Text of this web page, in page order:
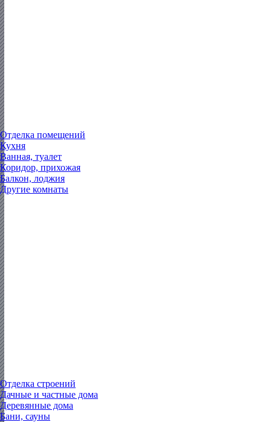
Отделка помещений
Кухня
Ванная, туалет
Коридор, прихожая
Балкон, лоджия
Другие комнаты
Отделка строений
Дачные и частные дома
Деревянные дома
Бани, сауны